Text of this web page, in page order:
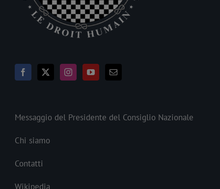
Messaggio del Presidente del Consiglio Nazionale
Chi siamo
Contatti
Wikipedia